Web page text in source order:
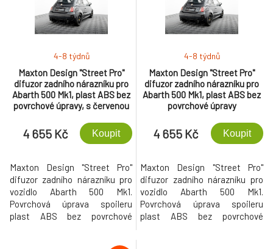
Maxton Design "Street Pro"
difuzor zadního nárazníku pro
Abarth 500 Mk1, plast ABS bez
povrchové úpravy, s červenou
4-8 týdnů
4 655 Kč Koupit
Maxton Design "Street Pro"
difuzor zadního nárazníku pro
vozidlo Abarth 500 Mk1.
Povrchová úprava spoileru
plast ABS bez povrchové
Maxton Design "Street Pro"
difuzor zadního nárazníku pro
Abarth 500 Mk1, plast ABS bez
povrchové úpravy
4-8 týdnů
4 655 Kč Koupit
Maxton Design "Street Pro"
difuzor zadního nárazníku pro
vozidlo Abarth 500 Mk1.
Povrchová úprava spoileru
plast ABS bez povrchové